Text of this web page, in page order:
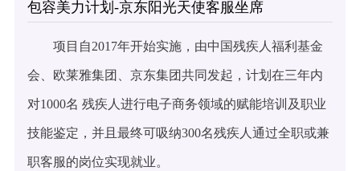
包容美力计划-京东阳光天使客服坐席
项目自2017年开始实施，由中国残疾人福利基金
会、欧莱雅集团、京东集团共同发起，计划在三年内
对1000名 残疾人进行电子商务领域的赋能培训及职业
技能鉴定，并且最终可吸纳300名残疾人通过全职或兼
职客服的岗位实现就业。